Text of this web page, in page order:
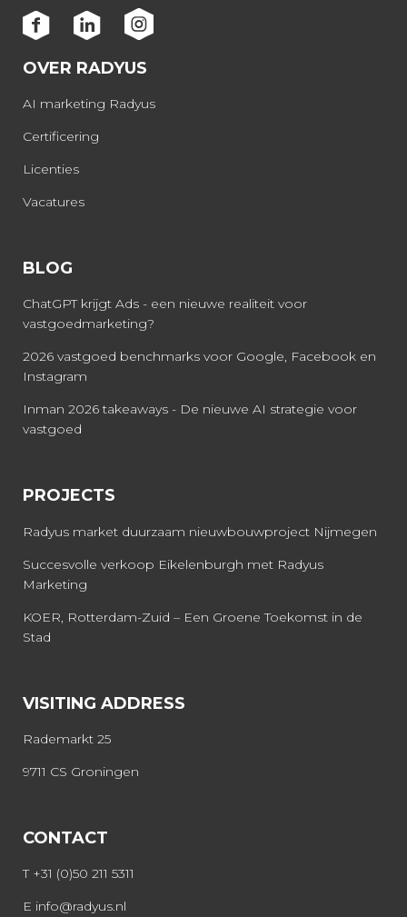
OVER RADYUS
AI marketing Radyus
Certificering
Licenties
Vacatures
BLOG
ChatGPT krijgt Ads - een nieuwe realiteit voor
vastgoedmarketing?
2026 vastgoed benchmarks voor Google, Facebook en
Instagram
Inman 2026 takeaways - De nieuwe AI strategie voor
vastgoed
PROJECTS
Radyus market duurzaam nieuwbouwproject Nijmegen
Succesvolle verkoop Eikelenburgh met Radyus
Marketing
KOER, Rotterdam-Zuid – Een Groene Toekomst in de
Stad
VISITING ADDRESS
Rademarkt 25
9711 CS Groningen
CONTACT
T +31 (0)50 211 5311
E info@radyus.nl